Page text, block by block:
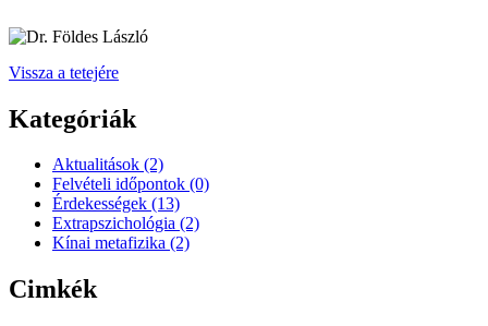
Vissza a tetejére
Kategóriák
Aktualitások (2)
Felvételi időpontok (0)
Érdekességek (13)
Extrapszichológia (2)
Kínai metafizika (2)
Cimkék